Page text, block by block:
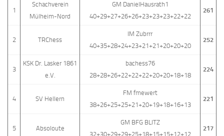
1
Schachverein
Mülheim-Nord
GM DanielHausrath1
40+29+27+26+26+23+23+23+22+22
261
2 TRChess
IM Zubrrr
40+35+28+24+23+21+21+20+20+20
252
3
KSK Dr. Lasker 1861
e.V.
bachess76
28+28+26+22+22+22+20+20+18+18
224
4 SV Hellern
FM fmewert
38+26+25+25+21+20+19+18+16+13
221
5 Absoloute
GM BFG BLITZ
32+30+29+29+25+18+15+15+12+12
217